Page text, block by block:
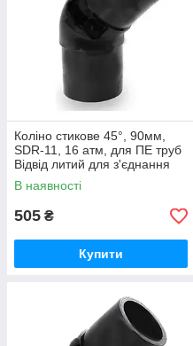
Коліно стикове 45°, 90мм,
SDR-11, 16 атм, для ПЕ труб
Відвід литий для з'єднання
водопровідних та газових
труб
В наявності
505 ₴
Купити